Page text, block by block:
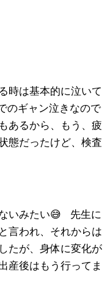
時は基本的に泣いて
ギャン泣きなので
あるから、もう、疲
態だったけど、検査
いみたい😅 先生に
言われ、それからは
たが、身体に変化が
産後はもう行ってま